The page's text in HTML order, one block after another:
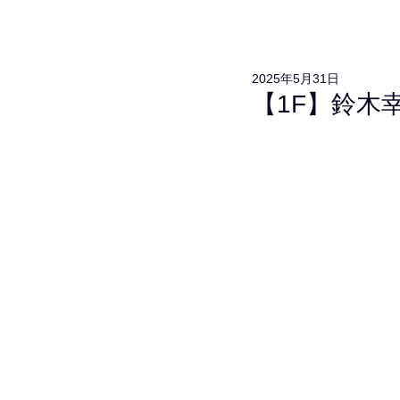
【1F】鈴木
2025年5月31日